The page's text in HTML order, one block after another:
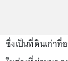
ซึ่งเป็นที่ดินเก่าที่